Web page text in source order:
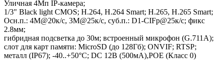
Уличная 4Mп IP-камера;
1/3" Black light CMOS; H.264, H.264 Smart; H.265, H.265 Smart;
Осн.п.: 4M@20к/с, 3M@25к/с, суб.п.: D1-CIFp@25к/с; фикс
2.8мм;
гибридная подсветка до 30м; встроенный микрофон (G.711A);
слот для карт памяти: MicroSD (до 128Гб); ONVIF; RTSP;
металл (IP67); -40..+50°C; DC 12В (500мА),POE (Класс 0)